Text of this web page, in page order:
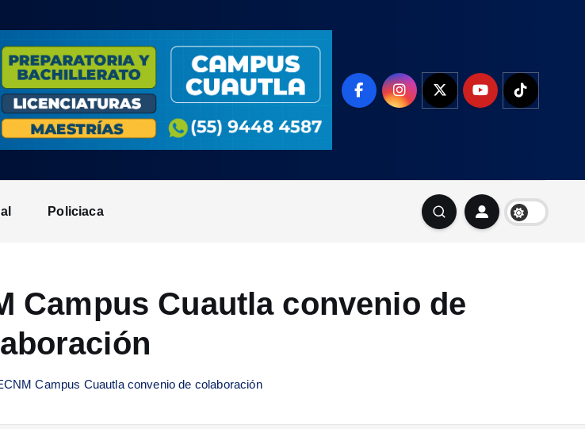
Policiaca
Campus Cuautla convenio de
Campus Cuautla convenio de colaboración